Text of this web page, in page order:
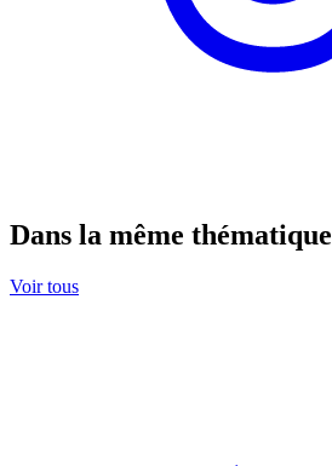
Dans la même thématique
Voir tous